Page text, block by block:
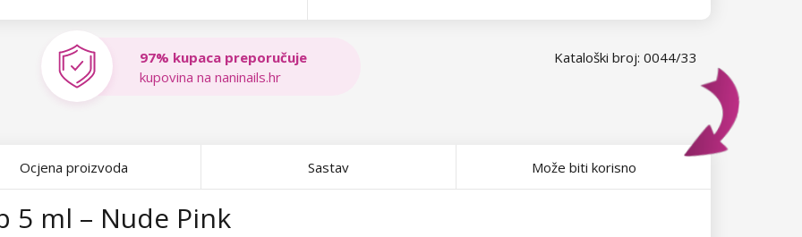
Kataloški broj: 0044/33
97% kupaca preporučuje
kupovina na naninails.hr
5 ml – Nude Pink
Ocjena proizvoda Sastav Može biti korisno